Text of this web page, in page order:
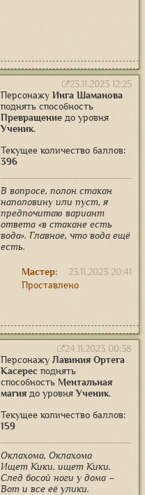
23.11.2023 12:25
Персонажу Инга Шаманова
поднять способность
Превращение до уровня
Ученик.
Текущее количество баллов:
396
В вопросе, полон стакан
наполовину или пуст, я
предпочитаю вариант
ответа «в стакане есть
вода». Главное, что вода ещё
есть.
23.11.2023 20:41
Мастер:
Проставлено
24.11.2023 00:38
Персонажу Лавиния Ортега
Касерес поднять
способность Ментальная
магиядо уровняУченик.
Текущее количество баллов:
159
Оклахома, Оклахома
Ищет Кики, ищет Кики.
След босой ноги у дома –
Вот и все её улики.